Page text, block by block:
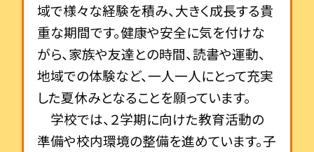
域で様々な経験を積み、大きく成長する貴
重な期間です。健康や安全に気を付けな
がら、家族や友達との時間、読書や運動、
地域での体験など、一人一人にとって充実
した夏休みとなることを願っています。
学校では、２学期に向けた教育活動の
準備や校内環境の整備を進めています。子